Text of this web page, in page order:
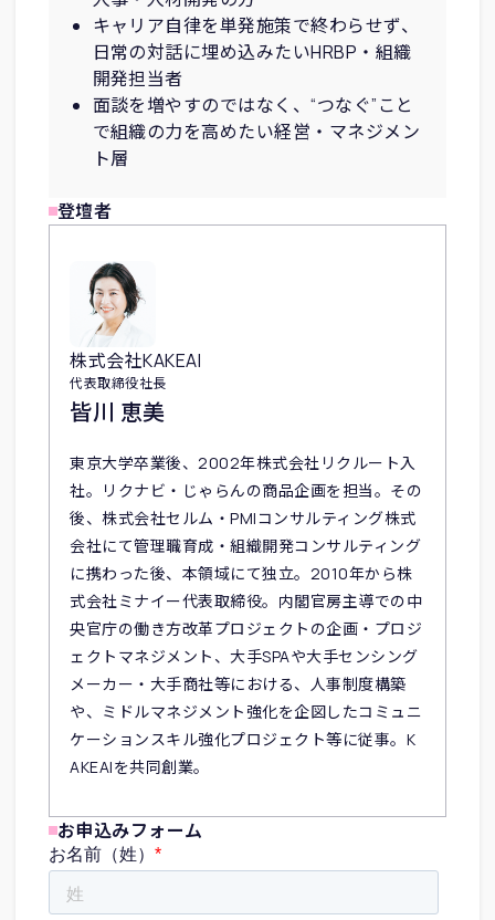
キャリア自律を単発施策で終わらせず、
日常の対話に埋め込みたいHRBP・組織
開発担当者
面談を増やすのではなく、“つなぐ”こと
で組織の力を高めたい経営・マネジメン
ト層
登壇者
株式会社KAKEAI
代表取締役社長
皆川 恵美
東京大学卒業後、2002年株式会社リクルート入
社。リクナビ・じゃらんの商品企画を担当。その
後、株式会社セルム・PMIコンサルティング株式
会社にて管理職育成・組織開発コンサルティング
に携わった後、本領域にて独立。2010年から株
式会社ミナイー代表取締役。内閣官房主導での中
央官庁の働き方改革プロジェクトの企画・プロジ
ェクトマネジメント、大手SPAや大手センシング
メーカー・大手商社等における、人事制度構築
や、ミドルマネジメント強化を企図したコミュニ
ケーションスキル強化プロジェクト等に従事。K
AKEAIを共同創業。
お申込みフォーム